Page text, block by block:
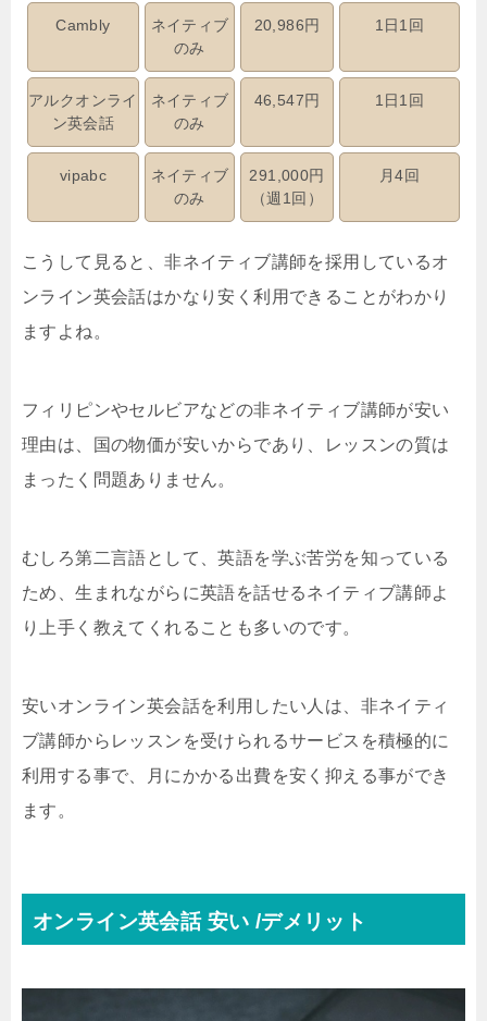
Cambly
ネイティブ
のみ
20,986円 1日1回
アルクオンライ
ン英会話
ネイティブ
のみ
46,547円 1日1回
vipabc
ネイティブ
のみ
291,000円
（週1回）
月4回
こうして見ると、非ネイティブ講師を採用しているオ
ンライン英会話はかなり安く利用できることがわかり
ますよね。
フィリピンやセルビアなどの非ネイティブ講師が安い
理由は、国の物価が安いからであり、レッスンの質は
まったく問題ありません。
むしろ第二言語として、英語を学ぶ苦労を知っている
ため、生まれながらに英語を話せるネイティブ講師よ
り上手く教えてくれることも多いのです。
安いオンライン英会話を利用したい人は、非ネイティ
ブ講師からレッスンを受けられるサービスを積極的に
利用する事で、月にかかる出費を安く抑える事ができ
ます。
オンライン英会話 安い /デメリット